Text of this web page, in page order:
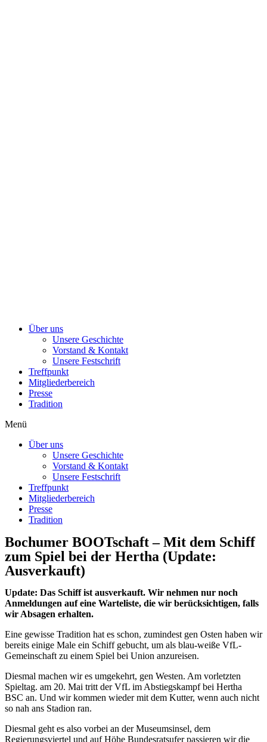
Über uns
Unsere Geschichte
Vorstand & Kontakt
Unsere Festschrift
Treffpunkt
Mitgliederbereich
Presse
Tradition
Menü
Über uns
Unsere Geschichte
Vorstand & Kontakt
Unsere Festschrift
Treffpunkt
Mitgliederbereich
Presse
Tradition
Bochumer BOOTschaft – Mit dem Schiff
zum Spiel bei der Hertha (Update:
Ausverkauft)
Update: Das Schiff ist ausverkauft. Wir nehmen nur noch
Anmeldungen auf eine Warteliste, die wir berücksichtigen, falls
wir Absagen erhalten.
Eine gewisse Tradition hat es schon, zumindest gen Osten haben wir
bereits einige Male ein Schiff gebucht, um als blau-weiße VfL-
Gemeinschaft zu einem Spiel bei Union anzureisen.
Diesmal machen wir es umgekehrt, gen Westen. Am vorletzten
Spieltag. am 20. Mai tritt der VfL im Abstiegskampf bei Hertha
BSC an. Und wir kommen wieder mit dem Kutter, wenn auch nicht
so nah ans Stadion ran.
Diesmal geht es also vorbei an der Museumsinsel, dem
Regierungsviertel und auf Höhe Bundesratsufer passieren wir die